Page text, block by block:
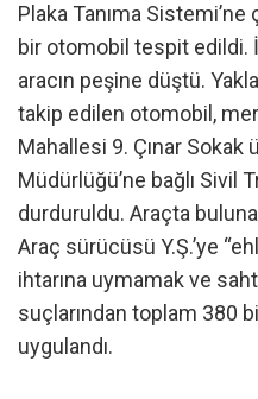
Plaka Tanıma Sistemi’ne
bir otomobil tespit edildi.
aracın peşine düştü.
takip edilen otomobil,
Mahallesi 9. Çınar
Müdürlüğü’ne bağlı Sivil
durduruldu. Araçta
Araç sürücüsü Y.Ş.’ye
ihtarına uymamak ve
suçlarından toplam 380
uygulandı.